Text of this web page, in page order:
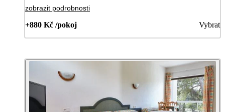
zobrazit podrobnosti
+880 Kč /pokoj Vybrat